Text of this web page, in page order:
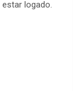
logado.